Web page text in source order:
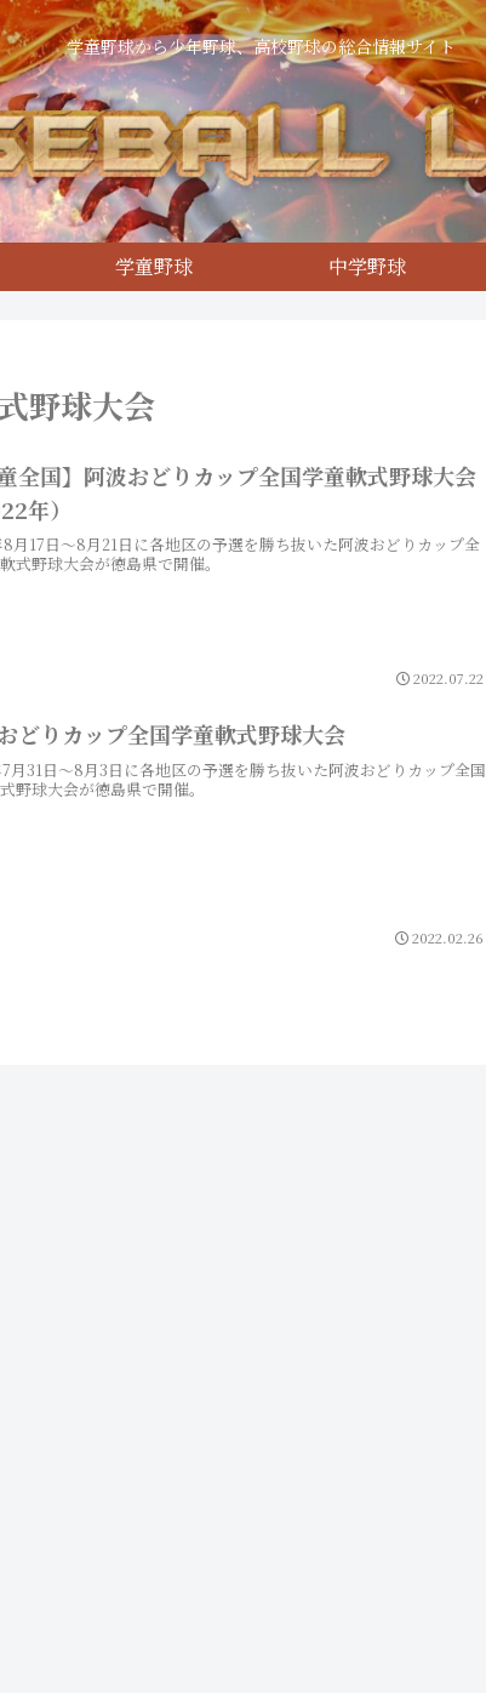
学童野球から少年野球、高校野球の総合情報サイト
学童野球 中学野球
野球大会
童全国】阿波おどりカップ全国学童軟式野球大会
年）
月17日～8月21日に各地区の予選を勝ち抜いた阿波おどりカップ全
式野球大会が徳島県で開催。
2022.07.22
どりカップ全国学童軟式野球大会
月31日～8月3日に各地区の予選を勝ち抜いた阿波おどりカップ全国
野球大会が徳島県で開催。
2022.02.26